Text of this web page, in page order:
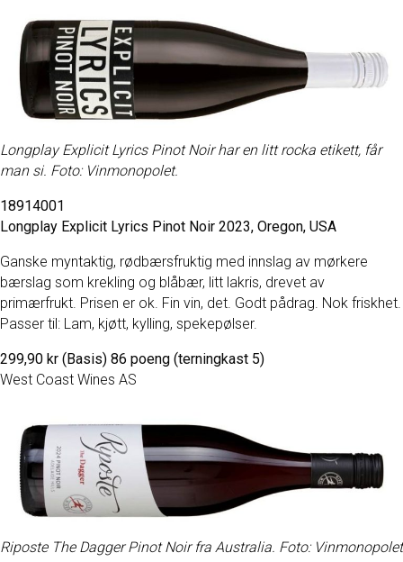
Longplay Explicit Lyrics Pinot Noir har en litt rocka etikett, får
man si. Foto: Vinmonopolet.
18914001
Longplay Explicit Lyrics Pinot Noir 2023, Oregon, USA
Ganske myntaktig, rødbærsfruktig med innslag av mørkere
bærslag som krekling og blåbær, litt lakris, drevet av
primærfrukt. Prisen er ok. Fin vin, det. Godt pådrag. Nok friskhet.
Passer til: Lam, kjøtt, kylling, spekepølser.
299,90 kr (Basis) 86 poeng (terningkast 5)
West Coast Wines AS
Riposte The Dagger Pinot Noir fra Australia. Foto: Vinmonopolet